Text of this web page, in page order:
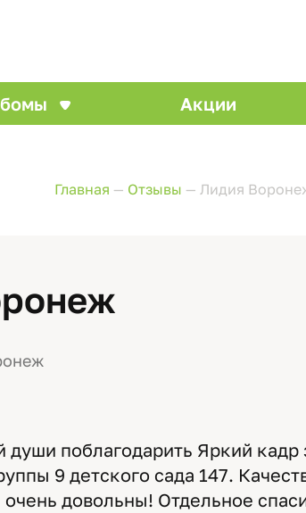
Акции
Главная — Отзывы — Лидия
души поблагодарить Яркий
9 детского сада 147.
довольны! Отдельное